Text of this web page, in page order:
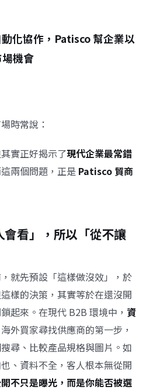
化協作，Patisco 幫企業以
機會
時常說：
實正好揭示了現代企業最常錯
這兩個問題，正是 Patisco 貿商
看」，所以「從不讓
就先預設「這樣做沒效」，於
樣的決策，其實等於在還沒開
起來。在現代 B2B 環境中， 資
海外買家尋找供應商的第一步，
尋、比較產品規格與圖片。如
、資料不全，客人根本無從開
不只是曝光，而是你能否被選